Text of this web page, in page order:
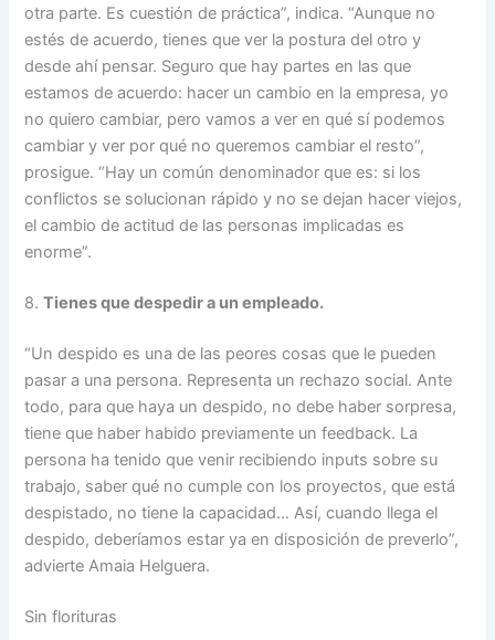
otra parte. Es cuestión de práctica”, indica. “Aunque no
estés de acuerdo, tienes que ver la postura del otro y
desde ahí pensar. Seguro que hay partes en las que
estamos de acuerdo: hacer un cambio en la empresa, yo
no quiero cambiar, pero vamos a ver en qué sí podemos
cambiar y ver por qué no queremos cambiar el resto”,
prosigue. “Hay un común denominador que es: si los
conflictos se solucionan rápido y no se dejan hacer viejos,
el cambio de actitud de las personas implicadas es
enorme”.
8.Tienes que despedir a un empleado.
“Un despido es una de las peores cosas que le pueden
pasar a una persona. Representa un rechazo social. Ante
todo, para que haya un despido, no debe haber sorpresa,
tiene que haber habido previamente un feedback. La
persona ha tenido que venir recibiendo inputs sobre su
trabajo, saber qué no cumple con los proyectos, que está
despistado, no tiene la capacidad… Así, cuando llega el
despido, deberíamos estar ya en disposición de preverlo”,
advierte Amaia Helguera.
Sin florituras